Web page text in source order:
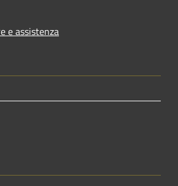
e assistenza